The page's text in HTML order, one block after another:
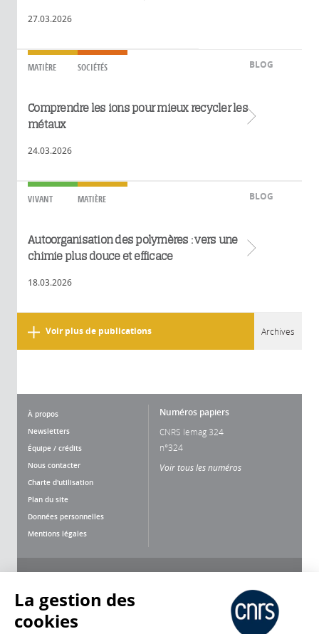
27.03.2026
MATIÈRE SOCIÉTÉS BLOG
Comprendre les ions pour mieux recycler les
métaux
24.03.2026
VIVANT MATIÈRE BLOG
Autoorganisation des polymères : vers une
chimie plus douce et efficace
18.03.2026
Voir plus de publications Archives
À propos
Newsletters
Équipe / crédits
Nous contacter
Charte d'utilisation
Plan du site
Données personnelles
Mentions légales
Numéros papiers
CNRS lemag 324
n°324
Voir tous les numéros
La gestion des
cookies